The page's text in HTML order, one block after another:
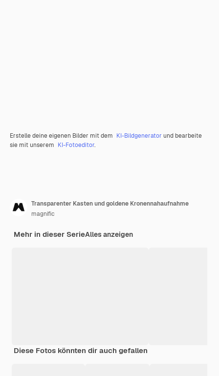
Erstelle deine eigenen Bilder mit dem KI-Bildgenerator und bearbeite
sie mit unserem KI-Fotoeditor.
Transparenter Kasten und goldene Kronennahaufnahme
magnific
Mehr in dieser SerieAlles anzeigen
Diese Fotos könnten dir auch gefallen